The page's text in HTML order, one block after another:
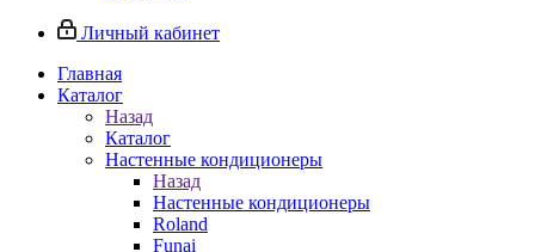
Личный кабинет
Главная
Каталог
Назад
Каталог
Настенные кондиционеры
Назад
Настенные кондиционеры
Roland
Funai